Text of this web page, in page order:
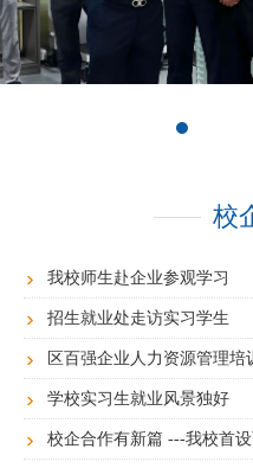
校
我校师生赴企业参观学习
招生就业处走访实习学生
区百强企业人力资源管理培
学校实习生就业风景独好
校企合作有新篇 ---我校首